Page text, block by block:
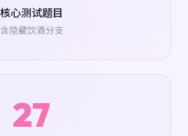
核心测试题目
含隐藏饮酒分支
27